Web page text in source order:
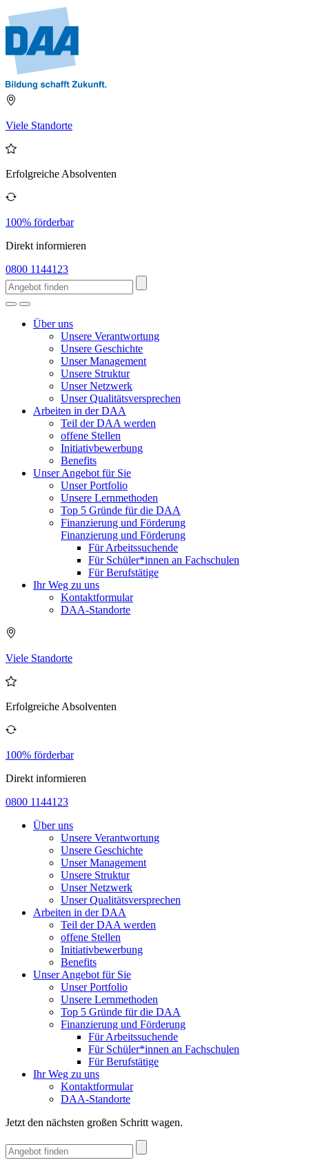
Viele Standorte
Erfolgreiche Absolventen
100% förderbar
Direkt informieren
0800 1144123
Über uns
Unsere Verantwortung
Unsere Geschichte
Unser Management
Unsere Struktur
Unser Netzwerk
Unser Qualitätsversprechen
Arbeiten in der DAA
Teil der DAA werden
offene Stellen
Initiativbewerbung
Benefits
Unser Angebot für Sie
Unser Portfolio
Unsere Lernmethoden
Top 5 Gründe für die DAA
Finanzierung und Förderung
Finanzierung und Förderung
Für Arbeitssuchende
Für Schüler*innen an Fachschulen
Für Berufstätige
Ihr Weg zu uns
Kontaktformular
DAA-Standorte
Viele Standorte
Erfolgreiche Absolventen
100% förderbar
Direkt informieren
0800 1144123
Über uns
Unsere Verantwortung
Unsere Geschichte
Unser Management
Unsere Struktur
Unser Netzwerk
Unser Qualitätsversprechen
Arbeiten in der DAA
Teil der DAA werden
offene Stellen
Initiativbewerbung
Benefits
Unser Angebot für Sie
Unser Portfolio
Unsere Lernmethoden
Top 5 Gründe für die DAA
Finanzierung und Förderung
Für Arbeitssuchende
Für Schüler*innen an Fachschulen
Für Berufstätige
Ihr Weg zu uns
Kontaktformular
DAA-Standorte
Jetzt den nächsten großen Schritt wagen.